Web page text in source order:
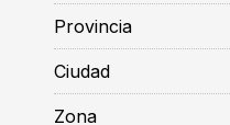
Provincia
Ciudad
Zona